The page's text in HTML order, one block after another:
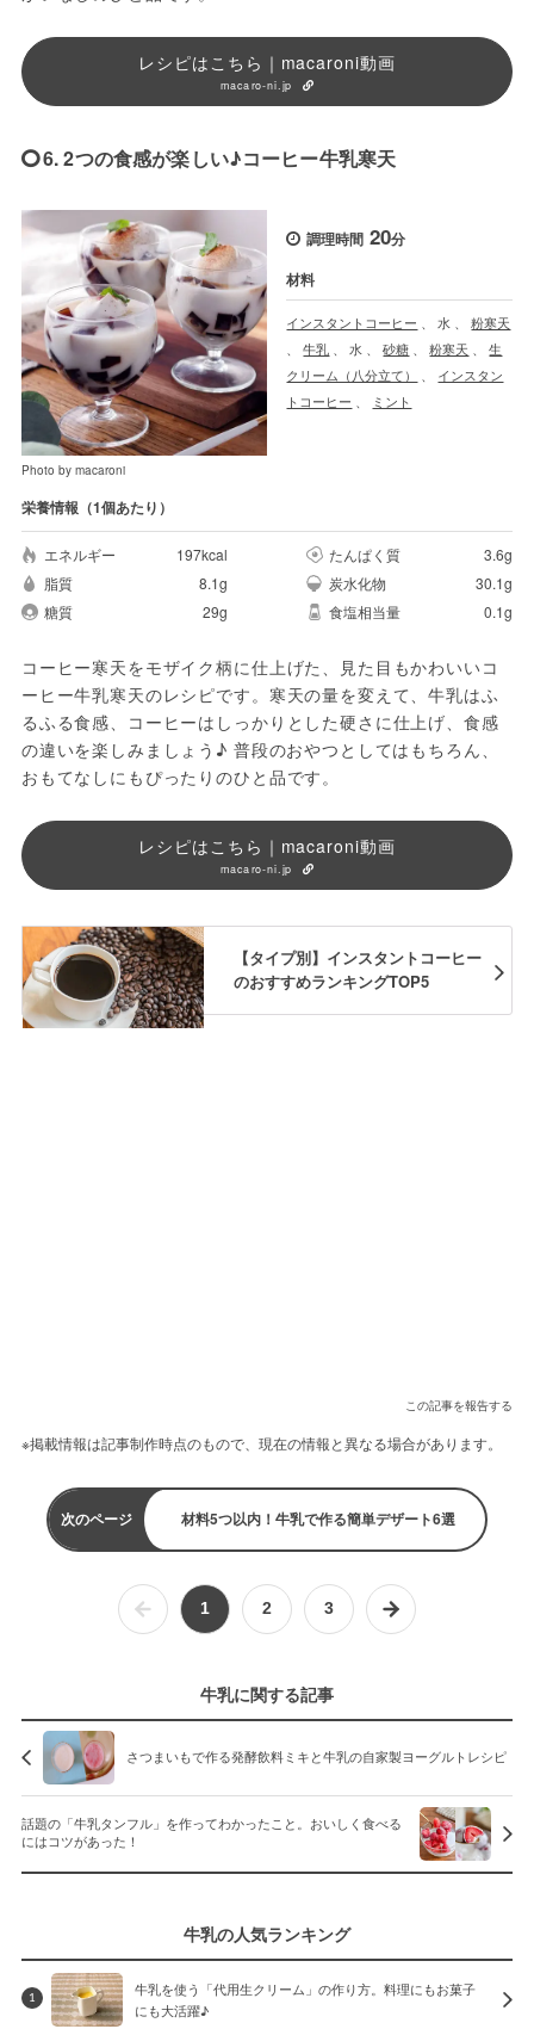
レシピはこちら｜macaroni動画
macaro-ni.jp
6. 2つの食感が楽しい♪コーヒー牛乳寒天
Photo by macaroni
調理時間 20分
材料
インスタントコーヒー 、水 、粉寒天
、牛乳 、水 、砂糖 、粉寒天 、生
クリーム（八分立て）
インスタン
トコーヒー
ミント
栄養情報（1個あたり）
エネルギー 197kcal たんぱく質
3.6g
脂質
8.1g 炭水化物
30.1g
糖質
29g 食塩相当量 0.1g
コーヒー寒天をモザイク柄に仕上げた、見た目もかわいいコ
ーヒー牛乳寒天のレシピです。寒天の量を変えて、牛乳はふ
るふる食感、コーヒーはしっかりとした硬さに仕上げ、食感
の違いを楽しみましょう♪ 普段のおやつとしてはもちろん、
おもてなしにもぴったりのひと品です。
レシピはこちら｜macaroni動画
macaro-ni.jp
【タイプ別】インスタントコーヒー
のおすすめランキングTOP5
この記事を報告する
※掲載情報は記事制作時点のもので、現在の情報と異なる場合があります。
次のページ 材料5つ以内！牛乳で作る簡単デザート6選
1 2 3
牛乳に関する記事
さつまいもで作る発酵飲料ミキと牛乳の自家製ヨーグルトレシピ
話題の「牛乳タンフル」を作ってわかったこと。おいしく食べる
にはコツがあった！
牛乳の人気ランキング
1
牛乳を使う「代用生クリーム」の作り方。料理にもお菓子
にも大活躍♪